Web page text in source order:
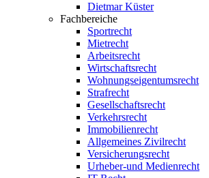
Dietmar Küster
Fachbereiche
Sportrecht
Mietrecht
Arbeitsrecht
Wirtschaftsrecht
Wohnungseigentumsrecht
Strafrecht
Gesellschaftsrecht
Verkehrsrecht
Immobilienrecht
Allgemeines Zivilrecht
Versicherungsrecht
Urheber-und Medienrecht